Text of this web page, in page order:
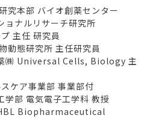
本部 バイオ創薬センター
リサーチ研究所
研究員
態研究所 主任研究員
Universal Cells, Biology 主
ア事業部 事業部付
電気電子工学科 教授
Biopharmaceutical